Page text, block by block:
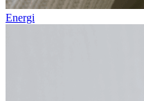
Energi